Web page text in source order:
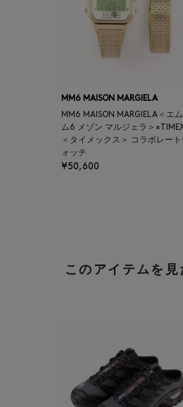
MM6 MAISON MARGIELA
MM6 MAISON MARGIELA＜エ
ム6 メゾン マルジェラ＞
＜タイメックス＞ コラボレート
ォッチ
¥50,600
このアイテムを